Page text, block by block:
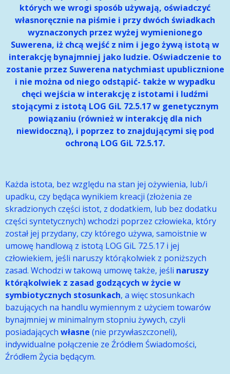
których we wrogi sposób używają, oświadczyć
własnoręcznie na piśmie i przy dwóch świadkach
wyznaczonych przez wyżej wymienionego
Suwerena, iż chcą wejść z nim i jego żywą istotą w
interakcję bynajmniej jako ludzie. Oświadczenie to
zostanie przez Suwerena natychmiast upublicznione
i nie można od niego odstąpić- także w wypadku
chęci wejścia w interakcję z istotami i ludźmi
stojącymi z istotą LOG GiL 72.5.17 w genetycznym
powiązaniu (również w interakcję dla nich
niewidoczną), i poprzez to znajdującymi się pod
ochroną LOG GiL 72.5.17.
Każda istota, bez względu na stan jej ożywienia, lub/i
upadku, czy będąca wynikiem kreacji (złożenia ze
skradzionych części istot, z dodatkiem, lub bez dodatku
części syntetycznych) wchodzi poprzez człowieka, który
został jej przydany, czy którego używa, samoistnie w
umowę handlową z istotą LOG GiL 72.5.17 i jej
człowiekiem, jeśli naruszy którąkolwiek z poniższych
zasad. Wchodzi w takową umowę także, jeśli naruszy
którąkolwiek z zasad godzących w życie w
symbiotycznych stosunkach, a więc stosunkach
bazujących na handlu wymiennym z użyciem towarów
bynajmniej w minimalnym stopniu żywych, czyli
posiadających własne (nie przywłaszczone!i),
indywidualne połączenie ze Źródłem Świadomości,
Źródłem Życia będącym.